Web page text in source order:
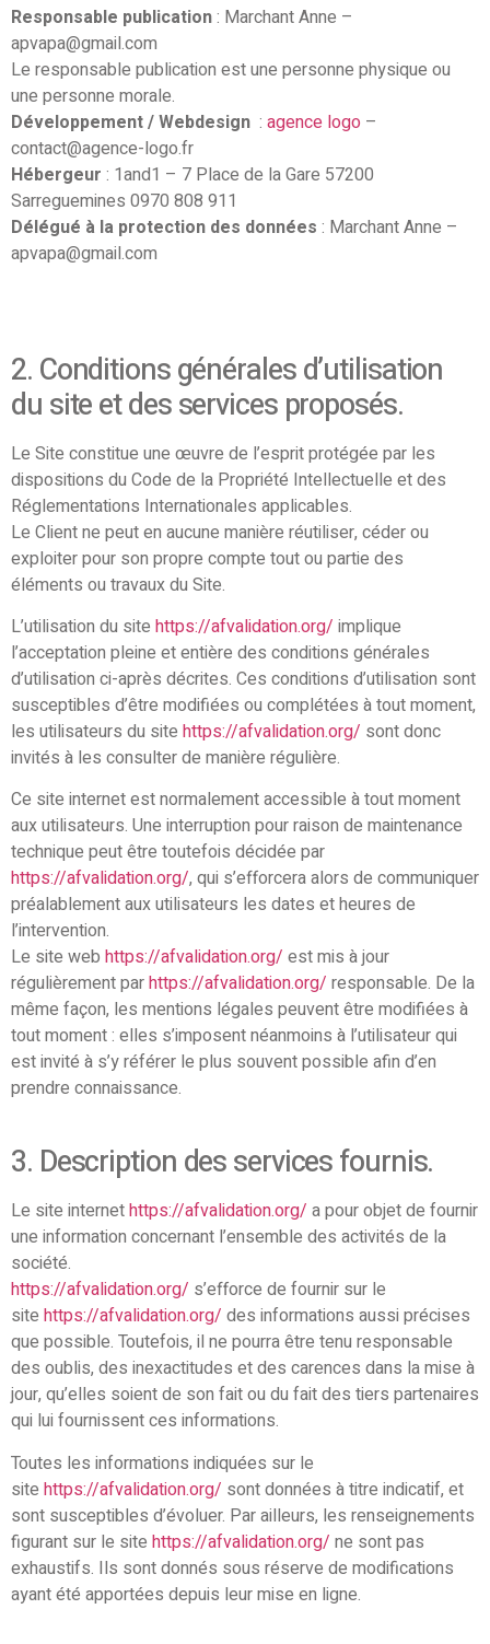
Responsable publication: Marchant Anne –
apvapa@gmail.com
Le responsable publication est une personne physique ou
une personne morale.
Développement / Webdesign : agence logo –
contact@agence-logo.fr
Hébergeur : 1and1 – 7 Place de la Gare 57200
Sarreguemines 0970 808 911
Délégué à la protection des données : Marchant Anne –
apvapa@gmail.com
2. Conditions générales d’utilisation
du site et des services proposés.
Le Site constitue une œuvre de l’esprit protégée par les
dispositions du Code de la Propriété Intellectuelle et des
Réglementations Internationales applicables.
Le Client ne peut en aucune manière réutiliser, céder ou
exploiter pour son propre compte tout ou partie des
éléments ou travaux du Site.
L’utilisation du site https://afvalidation.org/ implique
l’acceptation pleine et entière des conditions générales
d’utilisation ci-après décrites. Ces conditions d’utilisation sont
susceptibles d’être modifiées ou complétées à tout moment,
les utilisateurs du site https://afvalidation.org/ sont donc
invités à les consulter de manière régulière.
Ce site internet est normalement accessible à tout moment
aux utilisateurs. Une interruption pour raison de maintenance
technique peut être toutefois décidée par
https://afvalidation.org/, qui s’efforcera alors de communiquer
préalablement aux utilisateurs les dates et heures de
l’intervention.
Le site web https://afvalidation.org/ est mis à jour
régulièrement parhttps://afvalidation.org/ responsable. De la
même façon, les mentions légales peuvent être modifiées à
tout moment : elles s’imposent néanmoins à l’utilisateur qui
est invité à s’y référer le plus souvent possible afin d’en
prendre connaissance.
3. Description des services fournis.
Le site internethttps://afvalidation.org/ a pour objet de fournir
une information concernant l’ensemble des activités de la
société.
https://afvalidation.org/ s’efforce de fournir sur le
site https://afvalidation.org/ des informations aussi précises
que possible. Toutefois, il ne pourra être tenu responsable
des oublis, des inexactitudes et des carences dans la mise à
jour, qu’elles soient de son fait ou du fait des tiers partenaires
qui lui fournissent ces informations.
Toutes les informations indiquées sur le
site https://afvalidation.org/ sont données à titre indicatif, et
sont susceptibles d’évoluer. Par ailleurs, les renseignements
figurant sur le site https://afvalidation.org/ ne sont pas
exhaustifs. Ils sont donnés sous réserve de modifications
ayant été apportées depuis leur mise en ligne.